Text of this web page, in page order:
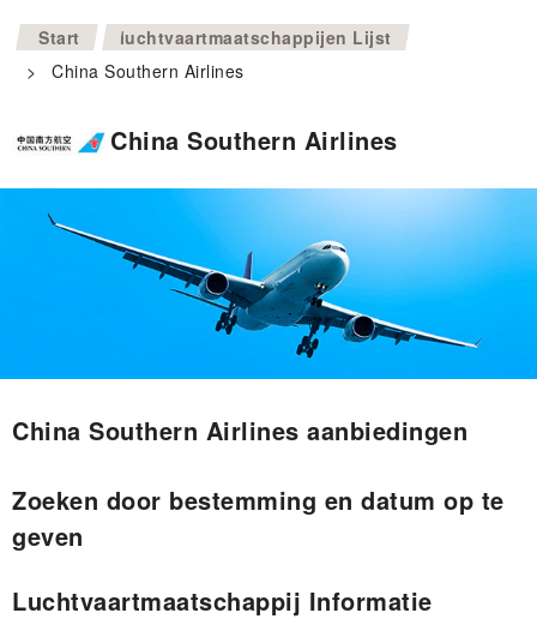
Start >
luchtvaartmaatschappijen Lijst
>
China Southern Airlines
China Southern Airlines
China Southern Airlines aanbiedingen
Zoeken door bestemming en datum op te
geven
Luchtvaartmaatschappij Informatie